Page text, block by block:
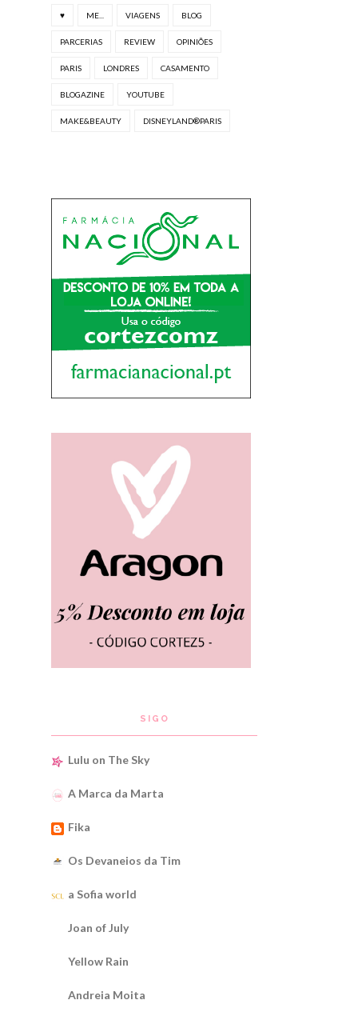
♥ ME... VIAGENS BLOG
PARCERIAS REVIEW OPINIÕES
PARIS LONDRES CASAMENTO
BLOGAZINE YOUTUBE
MAKE&BEAUTY DISNEYLAND®PARIS
SIGO
Lulu on The Sky
A Marca da Marta
Fika
Os Devaneios da Tim
a Sofia world
Joan of July
Yellow Rain
Andreia Moita